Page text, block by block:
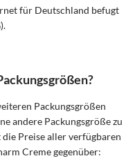
für Deutschland befugt
Packungsgrößen
andere Packungsgröße zu
Preise aller verfügbaren
Creme gegenüber: